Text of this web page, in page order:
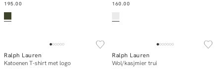
195.00 160.00
Add to cart
Ralph Lauren
Katoenen T-shirt met logo
Add to cart
Ralph Lauren
Wol/kasjmier trui